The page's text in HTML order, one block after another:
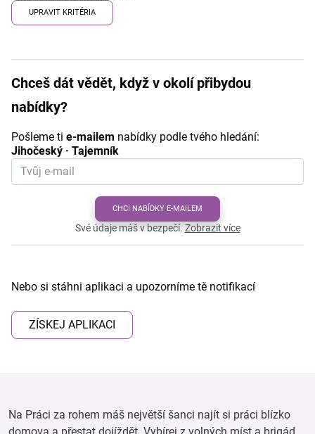
UPRAVIT KRITÉRIA
Chceš dát vědět, když v okolí přibydou
nabídky?
Pošleme ti e-mailem nabídky podle tvého hledání:
Jihočeský · Tajemník
CHCI NABÍDKY E-MAILEM
Své údaje máš v bezpečí.Zobrazit více
Nebo si stáhni aplikaci a upozorníme tě notifikací
ZÍSKEJ APLIKACI
Na Práci za rohem máš největší šanci najít si práci blízko
domova a přestat dojíždět. Vybírej z volných míst a brigád